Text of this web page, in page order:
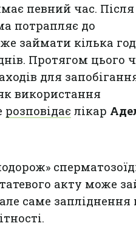
певний час. Після
потрапляє до
займати кілька
Протягом цього
для
використання
розповідає лікар
акту може
саме запліднення